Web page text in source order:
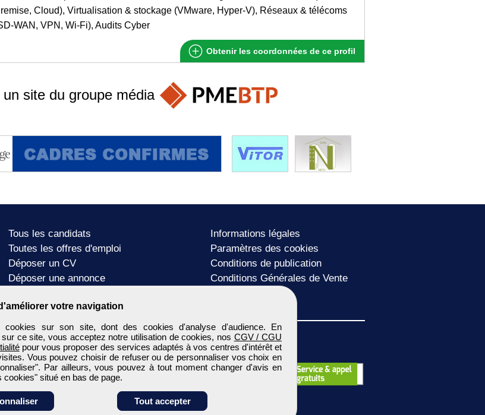
Cloud), Virtualisation & stockage (VMware, Hyper-V), Réseaux & télécoms
WAN, VPN, Wi-Fi), Audits Cyber
Obtenir les coordonnées de ce profil
votre navigation
cookies sur son site, dont des cookies d'analyse d'audience. En
ce site, vous acceptez notre utilisation de cookies, nos CGV / CGU
pour vous proposer des services adaptés à vos centres d'intérêt et
Vous pouvez choisir de refuser ou de personnaliser vos choix en
Par ailleurs, vous pouvez à tout moment changer d'avis en
situé en bas de page.
Tout accepter
site du groupe média
Tous les candidats
Toutes les offres d'emploi
Déposer un CV
Déposer une annonce
Informations légales
Paramètres des cookies
Conditions de publication
Conditions Générales de Vente